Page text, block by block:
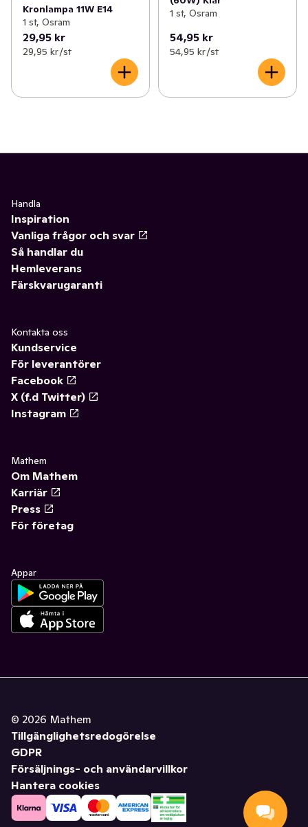
Kronlampa 11W E14
1 st, Osram
29,95 kr
29,95 kr /st
1 st, Osram
54,95 kr
54,95 kr /st
Handla
Inspiration
Vanliga frågor och svar
Så handlar du
Hemleverans
Färskvarugaranti
Kontakta oss
Kundservice
För leverantörer
Facebook
X (f.d Twitter)
Instagram
Mathem
Om Mathem
Karriär
Press
För företag
Appar
© 2026 Mathem
Tillgänglighetsredogörelse
GDPR
Försäljnings- och användarvillkor
Hantera cookies